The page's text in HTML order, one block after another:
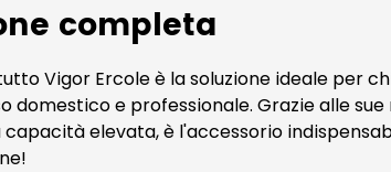
completa
Vigor Ercole è la soluzione ideale per
domestico e professionale. Grazie alle
elevata, è l'accessorio